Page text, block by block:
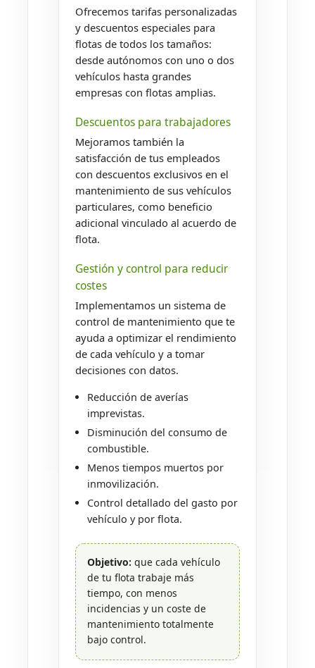
Ofrecemos tarifas personalizadas
y descuentos especiales para
flotas de todos los tamaños:
desde autónomos con uno o dos
vehículos hasta grandes
empresas con flotas amplias.
Descuentos para trabajadores
Mejoramos también la
satisfacción de tus empleados
con descuentos exclusivos en el
mantenimiento de sus vehículos
particulares, como beneficio
adicional vinculado al acuerdo de
flota.
Gestión y control para reducir
costes
Implementamos un sistema de
control de mantenimiento que te
ayuda a optimizar el rendimiento
de cada vehículo y a tomar
decisiones con datos.
Reducción de averías
imprevistas.
Disminución del consumo de
combustible.
Menos tiempos muertos por
inmovilización.
Control detallado del gasto por
vehículo y por flota.
Objetivo: que cada vehículo
de tu flota trabaje más
tiempo, con menos
incidencias y un coste de
mantenimiento totalmente
bajo control.